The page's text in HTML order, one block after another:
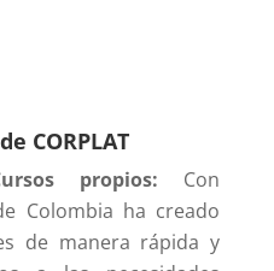
CORPLAT
propios: Con
Colombia ha creado
de manera rápida y